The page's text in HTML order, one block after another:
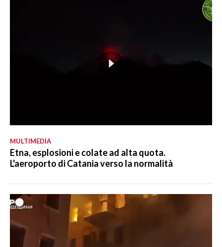
MULTIMEDIA
Etna, esplosioni e colate ad alta quota.
L'aeroporto di Catania verso la normalità